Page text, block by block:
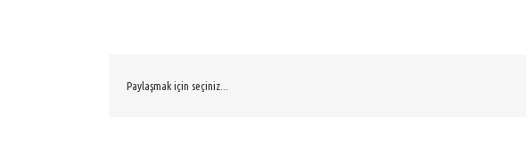
Paylaşmak için seçiniz...